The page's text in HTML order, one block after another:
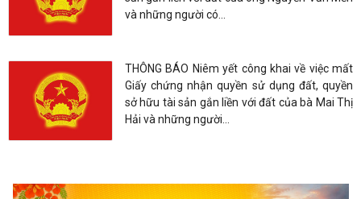
sở hữu tài sản gắn liền với đất của bà Mai Thị
Hải và những người...